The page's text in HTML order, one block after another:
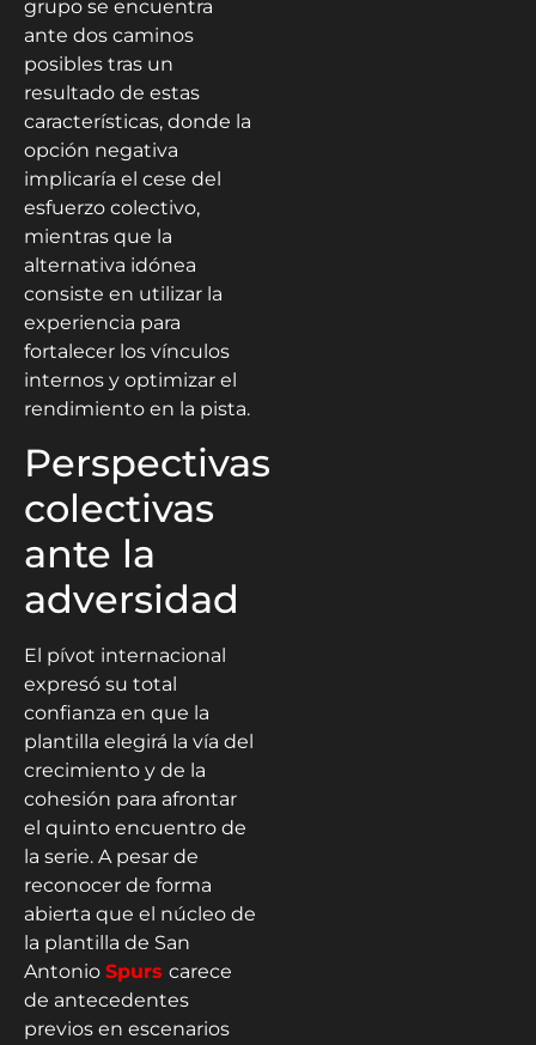
grupo se encuentra
ante dos caminos
posibles tras un
resultado de estas
características, donde la
opción negativa
implicaría el cese del
esfuerzo colectivo,
mientras que la
alternativa idónea
consiste en utilizar la
experiencia para
fortalecer los vínculos
internos y optimizar el
rendimiento en la pista.
Perspectivas
colectivas
ante la
adversidad
El pívot internacional
expresó su total
confianza en que la
plantilla elegirá la vía del
crecimiento y de la
cohesión para afrontar
el quinto encuentro de
la serie. A pesar de
reconocer de forma
abierta que el núcleo de
la plantilla de San
Antonio Spurs carece
de antecedentes
previos en escenarios